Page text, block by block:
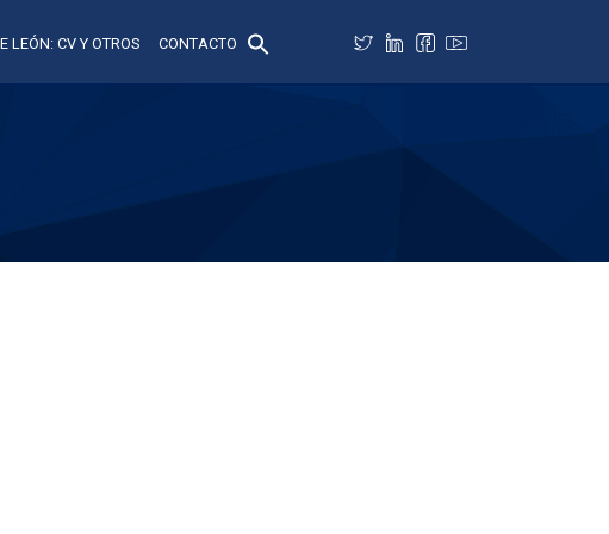
LEÓN: CV Y OTROS CONTACTO